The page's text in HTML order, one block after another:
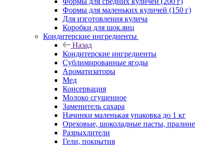
Формы для маленьких куличей (150 г)
Для изготовления кулича
Коробки для шок.яиц
Кондитерские ингредиенты
Назад
Кондитерские ингредиенты
Сублимированные ягоды
Ароматизаторы
Мед
Консервация
Молоко сгущенное
Заменитель сахара
Начинки маленькая упаковка до 1 кг
Ореховые, шоколадные пасты, пралине
Разрыхлители
Гели, покрытия